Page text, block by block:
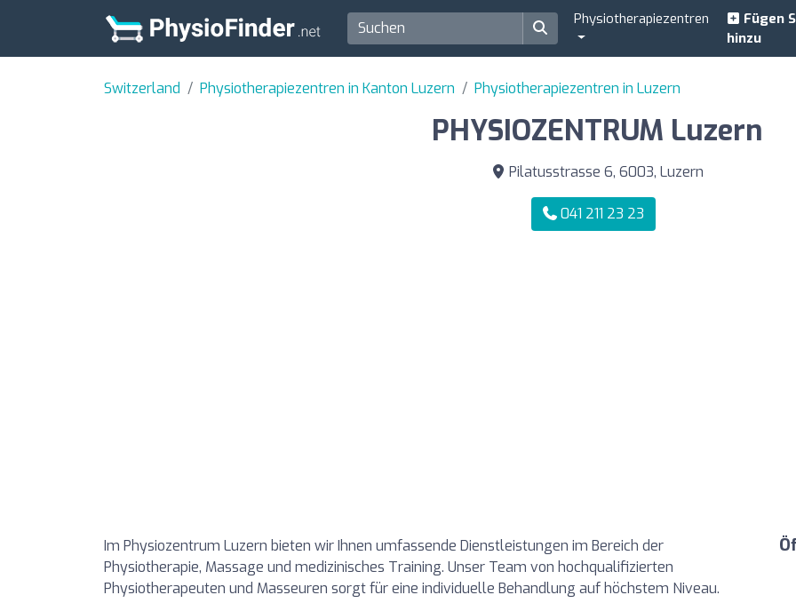
Physiotherapiezentren
Fügen
hinzu
Switzerland Physiotherapiezentren in Kanton Luzern Physiotherapiezentren in Luzern
PHYSIOZENTRUM Luzern
Pilatusstrasse 6, 6003, Luzern
041 211 23 23
Im Physiozentrum Luzern bieten wir Ihnen umfassende Dienstleistungen im Bereich der
Physiotherapie, Massage und medizinisches Training. Unser Team von hochqualifizierten
Physiotherapeuten und Masseuren sorgt für eine individuelle Behandlung auf höchstem Niveau.